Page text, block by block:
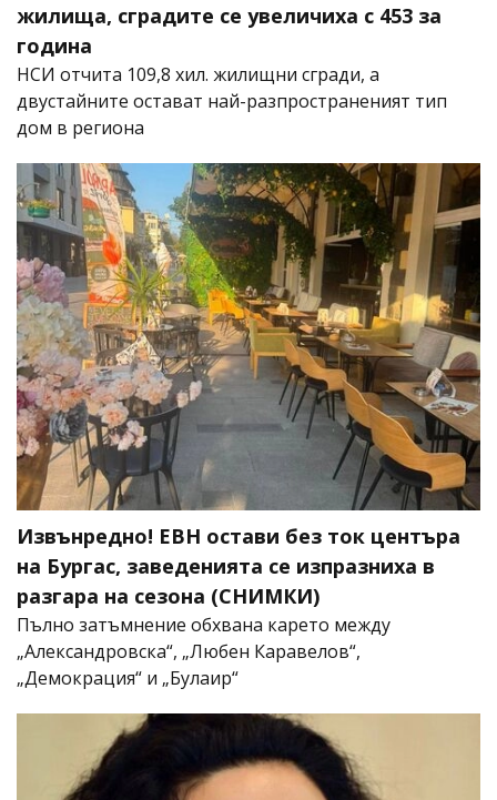
жилища, сградите се увеличиха с 453 за
година
НСИ отчита 109,8 хил. жилищни сгради, а
двустайните остават най-разпространеният тип
дом в региона
Извънредно! ЕВН остави без ток центъра
на Бургас, заведенията се изпразниха в
разгара на сезона (СНИМКИ)
Пълно затъмнение обхвана карето между
„Александровска“, „Любен Каравелов“,
„Демокрация“ и „Булаир“